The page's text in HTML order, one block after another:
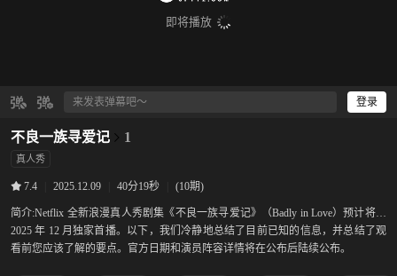
即将播放
登录
不良一族寻爱记 1
真人秀
7.4 2025.12.09 40分19秒 (10期)
简介:Netflix 全新浪漫真人秀剧集《不良一族寻爱记》（Badly in Love）预计将于
2025 年 12 月独家首播。以下，我们冷静地总结了目前已知的信息，并总结了观
看前您应该了解的要点。官方日期和演员阵容详情将在公布后陆续公布。